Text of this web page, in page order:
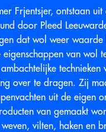
Frjentsjer, ontstaan uit
door Pleed
dat wol weer
eigenschappen van wol
technieken
over te dragen. Zij
uit de eigen
van gemaakt
vilten, haken en